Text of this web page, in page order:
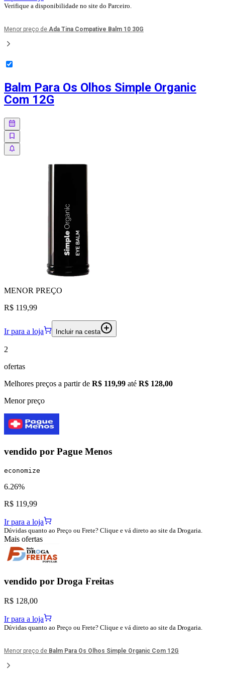
Verifique a disponibilidade no site do Parceiro.
Menor preço de Ada Tina Compative Balm 10 30G
Balm Para Os Olhos Simple Organic
Com 12G
MENOR PREÇO
R$ 119,99
Ir para a loja Incluir na cesta
2
ofertas
Melhores preços a partir de R$ 119,99 até R$ 128,00
Menor preço
vendido por Pague Menos
economize
6.26%
R$ 119,99
Ir para a loja
Dúvidas quanto ao Preço ou Frete? Clique e vá direto ao site da Drogaria.
Mais ofertas
vendido por Droga Freitas
R$ 128,00
Ir para a loja
Dúvidas quanto ao Preço ou Frete? Clique e vá direto ao site da Drogaria.
Menor preço de Balm Para Os Olhos Simple Organic Com 12G